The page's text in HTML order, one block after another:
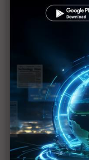
黃仁勳首度談及
重、影片致謝點名6
仁寶獨缺黃仁勳晚
觀察：黃仁勳夜宴
務員
分析：黃仁勳獨門
供應鏈全球突圍
黃仁勳連日宴邀 今
楊麒令、郭水義等